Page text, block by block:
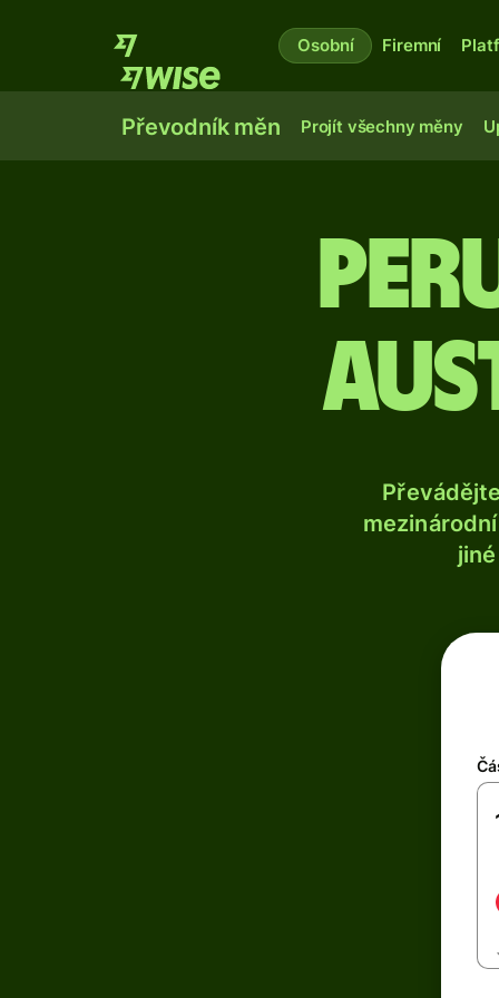
Osobní Firemní
Převodník měn Projít všechny měny